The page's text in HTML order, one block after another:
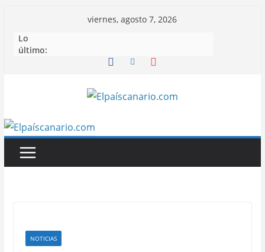
contenido
viernes, agosto 7, 2026
Lo
último:
NOTICIAS